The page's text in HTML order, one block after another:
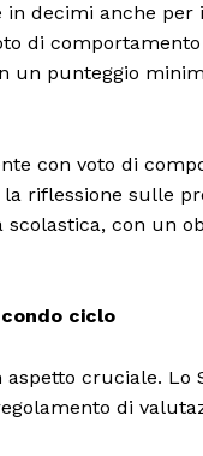
in decimi anche
di comportamento
un punteggio
con voto di
riflessione sulle
con un
ciclo
cruciale.
di